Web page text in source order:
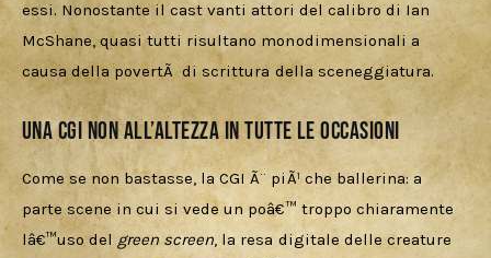
essi. Nonostante il cast vanti attori del calibro di Ian
McShane, quasi tutti risultano monodimensionali a
causa della povertÃ  di scrittura della sceneggiatura.
Una CGI non all’altezza in tutte le occasioni
Come se non bastasse, la CGI Ã¨ piÃ¹ che ballerina: a
parte scene in cui si vede un poâ€™ troppo chiaramente
lâ€™uso del green screen, la resa digitale delle creature